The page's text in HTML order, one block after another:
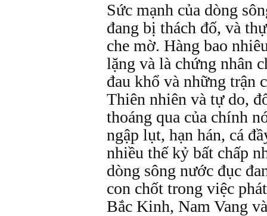
Sức mạnh của dòng
đang bị thách đố, và
che mờ. Hàng bao
lặng và là chứng nhân
đau khổ và những trận
Thiên nhiên và tự do,
thoáng qua của chính
ngập lụt, hạn hán, cá
nhiều thế kỷ bất chấp
dòng sông nước đục
con chốt trong việc
Bắc Kinh, Nam Vang